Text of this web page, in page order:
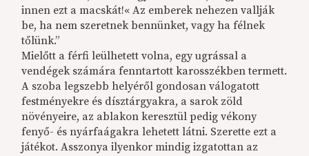
innen ezt a macskát!« Az emberek nehezen vallják
be, ha nem szeretnek bennünket, vagy ha félnek
tőlünk.”
Mielőtt a férfi leülhetett volna, egy ugrással a
vendégek számára fenntartott karosszékben termett.
A szoba legszebb helyéről gondosan válogatott
festményekre és dísztárgyakra, a sarok zöld
növényeire, az ablakon keresztül pedig vékony
fenyő- és nyárfaágakra lehetett látni. Szerette ezt a
játékot. Asszonya ilyenkor mindig izgatottan az